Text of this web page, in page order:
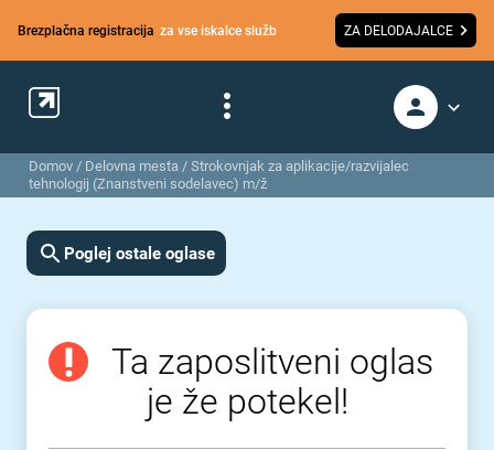
Brezplačna registracija za vse iskalce služb ZA DELODAJALCE
Domov / Delovna mesta / Strokovnjak za aplikacije/razvijalec
tehnologij (Znanstveni sodelavec) m/ž
Poglej ostale oglase
Ta zaposlitveni oglas
je že potekel!